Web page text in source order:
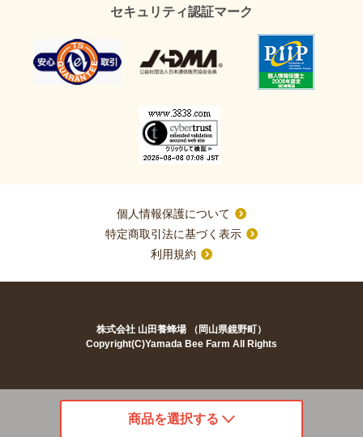
セキュリティ認証マーク
個人情報保護について
特定商取引法に基づく表示
利用規約
株式会社 山田養蜂場 （岡山県鏡野町）
Copyright(C)Yamada Bee Farm All Rights
商品を選択する